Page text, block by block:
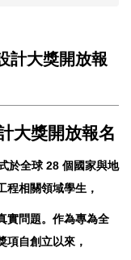
計大獎開放報
大獎開放報名
於全球 28 個國家與地
程相關領域學生，
實問題。作為專為全
項自創立以來，